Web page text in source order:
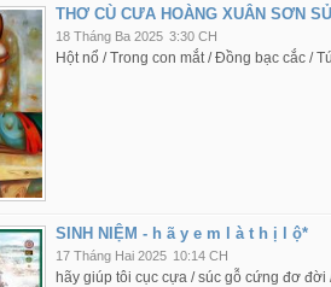
THƠ CÙ CƯA HOÀNG XUÂN SƠN
18 Tháng Ba 2025 3:30 CH
Hột nổ / Trong con mắt / Đồng bạc cắc /
SINH NIỆM - h ã y e m l à t h ị l ộ*
17 Tháng Hai 2025 10:14 CH
hãy giúp tôi cục cựa / súc gỗ cứng đơ